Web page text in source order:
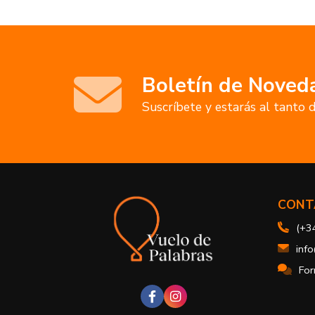
Boletín de
Suscríbete y estarás al tanto